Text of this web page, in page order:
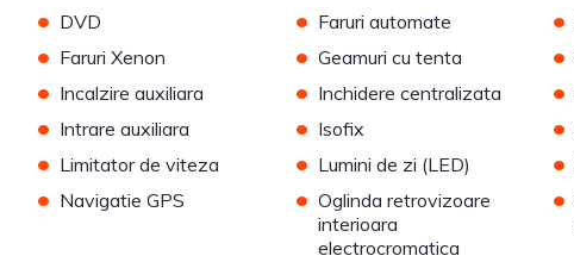
• DVD • Faruri automate •
• Faruri Xenon • Geamuri cu tenta •
• Incalzire auxiliara • Inchidere centralizata •
• Intrare auxiliara • Isofix •
• Limitator de viteza • Lumini de zi (LED) •
• Navigatie GPS • Oglinda retrovizoare
interioara
electrocromatica
•